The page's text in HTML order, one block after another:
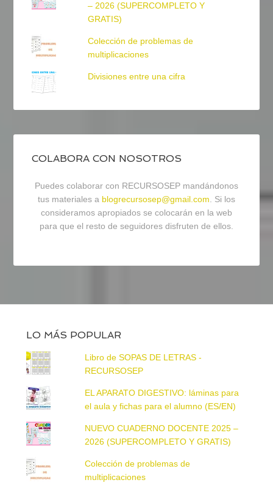
– 2026 (SUPERCOMPLETO Y
GRATIS)
Colección de problemas de
multiplicaciones
Divisiones entre una cifra
COLABORA CON NOSOTROS
Puedes colaborar con RECURSOSEP mandándonos
tus materiales a blogrecursosep@gmail.com. Si los
consideramos apropiados se colocarán en la web
para que el resto de seguidores disfruten de ellos.
LO MÁS POPULAR
Libro de SOPAS DE LETRAS -
RECURSOSEP
EL APARATO DIGESTIVO: láminas para
el aula y fichas para el alumno (ES/EN)
NUEVO CUADERNO DOCENTE 2025 –
2026 (SUPERCOMPLETO Y GRATIS)
Colección de problemas de
multiplicaciones